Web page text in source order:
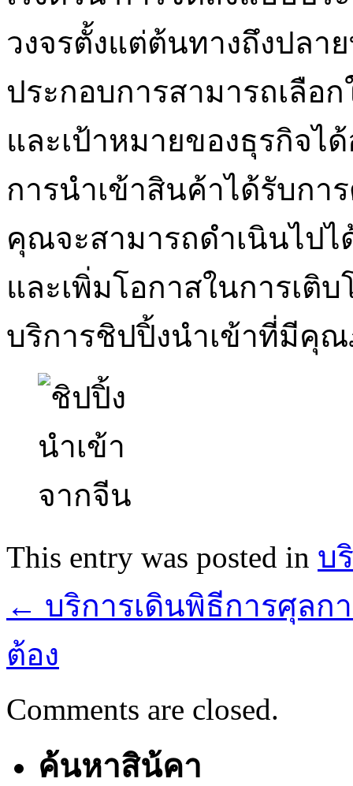
วงจรตั้งแต่ต้นทางถึงปลา
ประกอบการสามารถเลือ
และเป้าหมายของธุรกิจไ
การนำเข้าสินค้าได้รับกา
คุณจะสามารถดำเนินไป
และเพิ่มโอกาสในการเติ
บริการชิปปิ้งนำเข้าที่มีคุณ
This entry was posted in บ
← บริการเดินพิธีการศุลก
ต้อง
Comments are closed.
ค้นหาสิน้คา